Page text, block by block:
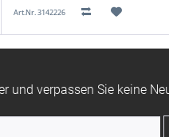
Art.Nr. 3142226
und verpassen Sie keine